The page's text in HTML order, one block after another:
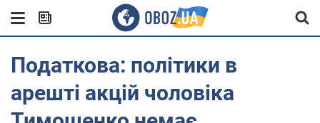
Податкова: політики в
арешті акцій чоловіка